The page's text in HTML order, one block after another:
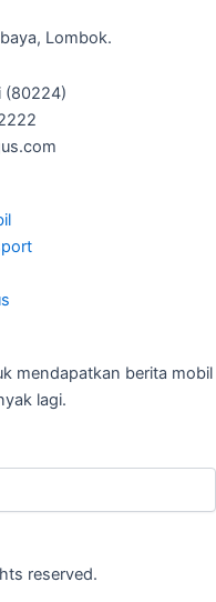
Lombok.
(80224)
mendapatkan berita mobil
lagi.
reserved.